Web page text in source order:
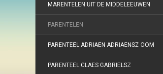
MARENTELEN UIT DE MIDDELEEUWEN
PARENTELEN
PARENTEEL ADRIAEN ADRIAENSZ OOM
PARENTEEL CLAES GABRIELSZ